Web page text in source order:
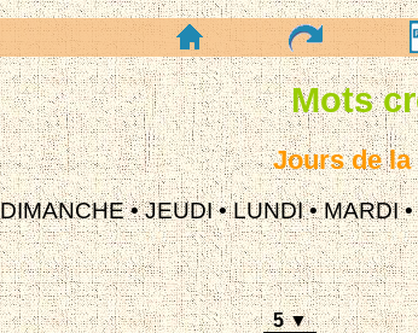
Mots
Jours de la
DIMANCHE•JEUDI•LUNDI•MARDI•
5 ▼